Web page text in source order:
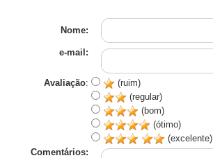
Nome:
e-mail:
Avaliação:
(ruim)
(regular)
(bom)
(ótimo)
(excelente)
Comentários: